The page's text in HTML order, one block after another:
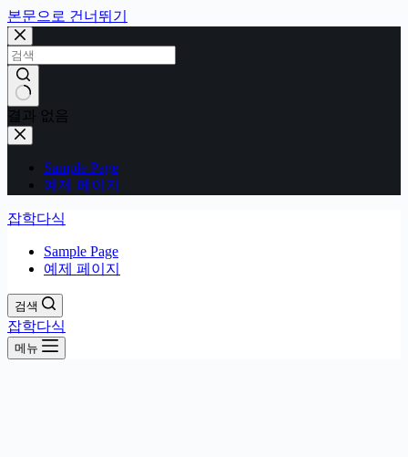
본문으로 건너뛰기
결과 없음
Sample Page
예제 페이지
잡학다식
Sample Page
예제 페이지
검색
잡학다식
메뉴